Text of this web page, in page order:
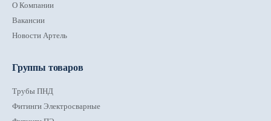
О Компании
Вакансии
Новости Артель
Группы товаров
Трубы ПНД
Фитинги Электросварные